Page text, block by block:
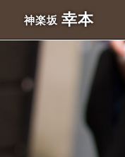
神楽坂 幸本